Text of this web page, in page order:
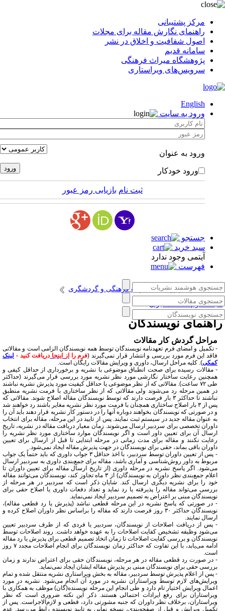
مرکز پشتیبانی
راهنمای نگارش مقاله برای مجلات
اصول شفافیت و اخلاق در نشر
سامانه قدیم
پژوهشگاه میراث فرهنگی
سرویس‌های ویراستاری
English
ورود به سایت
ورود به عنوان
ورود خودکار
ثبت نام بازیابی رمز عبور
جستجو
سبد خرید
آیتمی وجود ندارد
فهرست
انتشارات پژوهشگاه میراث فرهنگی و گردشگری
علوم حفاظت ایران
نویسندگان
مراحل گردش کار مقالات
- تکمیل و امضای فرم تعهدنامه نویسندگان توسط همه نویسندگان الزامی است و مقالاتی
فاقد این فرم مورد بررسی و انتشار قرار نمی‌گیرند (فرم را اینجا دریافت کنید - لینک
کمکی). کلیه مراحل ارسال، داوری و ویرایش مقالات رایگان است.
- مقالات رسیده برای صحت انطباق موضوعی با نشریه و برخورداری از حداقل کیفی و
همچنین رعایت ساختار نگارشی مورد نظر نشریه مورد بررسی قرار می‌گیرند (حداکثر
طی ۷۲ ساعت). مقالاتی که از نظر موضوعی یا حداقل کیفیت مورد پذیرش نشریه نباشند
در همین مرحله رد می‌شوند ولی مقالاتی که از نظر ساختاری با فرمت نشریه منطبق
نباشند تا حداکثر ۳ بار فرصت دارند که توسط نویسندگان مقاله اصلاح شوند. مقالاتی که
پس از ۳ بار اصلاح ساختاری همچنان با فرمت مورد نظر نشریه مغایر باشند رد خواهند شد
و در صورتی که نویسندگان بخواهند دوباره آنها را در دستور کار نشریه قرار دهند باید آن را
به عنوان مقاله جدید در سیستم ثبت نمایند. پس از تایید در این مرحله، مقاله برای انتخاب
داوران تخصصی برای سردبیر ارسال می‌شوند. زمان معیار دریافت مقاله در نشریه، تاریخ
ارسال آن برای تعیین داور است و اگر نویسندگان موارد ساختاری مورد نظر نشریه را
رعایت نکنند و مقاله برای مدت زمانی در مرحله ابتدایی تا قبل از ارسال برای تعیین
داوران باقی بماند، حقی برای نویسندگان در جهت پذیرش مقاله ایجاد نمی‌شود.
- پس از تعیین داوران توسط سردبیر، با اخذ حداقل ۳ جواب داوری که باید حتماً یک جواب
مربوط به داور روش‌شناسی و آماری باشد، مقاله برای جمع‌بندی داوری به سردبیر ارسال
می‌شود. اگر پاسخ نشریه در مرحله داوری (از تاریخ ارسال مقاله برای تعیین داوران تا
اعلام جمع‌بندی نظر داوران به نویسندگان) از ۳ ماه تجاوز کند، نویسندگان می‌توانند مقاله
خود را برای نشریه دیگری ارسال کند. شایان ذکر است که سردبیر در هر مرحله از
بررسی می‌تواند مقاله را پذیرفته یا رد نماید و تعداد دفعات داوری یا اصلاح حقی برای
نویسندگان مبنی بر اعتراض به تصمیم سردبیر ایجاد نمی‌نماید.
- در صورتی که پاسخ نشریه در این مرحله قطعی نباشد (پذیرش یا رد قطعی مقاله)،
نویسندگان حداکثر ۳۰ روز فرصت دارند که مقاله را براساس نظر داوران اصلاح کرده و
ارسال نمایند.
- پس از دریافت اصلاحات از نویسندگان، سردبیر یا فردی که از طرف سردبیر تعیین
می‌شود وظیفه تشخیص کفایت اصلاحات را به عهده خواهد داشت. روند اصلاحات توسط
نویسندگان و بررسی کفایت اصلاحات تا زمان اتخاذ تصمیم قطعی برای پذیرش یا رد مقاله
ادامه می‌یابد، با این تفاوت که حداکثر زمان نویسندگان برای انجام اصلاحات مجدد ۷ روز
است.
- در صورت رد قطعی مقاله در هر مرحله، نویسندگان حقی برای اعتراض ندارند و زمان
بررسی حقی برای نویسندگان مبنی بر پذیرش مقاله ایشان ایجاد نمی‌نماید.
- پس از اعلام پذیرش توسط سردبیر، مقاله به بخش ویراستاری نشریه منتقل شده و تمام
ویرایش‌های لازم توسط ویراستاران نشریه در مورد آن انجام می‌شود. نشریه در مورد
اعمال ویرایش اختیار تام دارد و طی انجام این مرحله نویسنده(گان) موظف به همکاری با
ویراستاران برای رفع ایرادات احتمالی هستند. ذکر این نکته ضروری است که نظر
ویراستاران، برخلاف نظر داوران که جنبه مشورتی دارد، قطعی و لازم‌الاجراست. پس از
تکمیل ویرایش و قبل از صفحه‌بندی، نسخه نهایی به تایید نویسنده رابط می‌رسد. عدم